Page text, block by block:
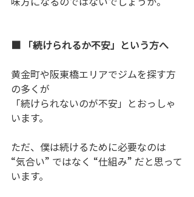
■ 「続けられるか不安」という方へ
黄金町や阪東橋エリアでジムを探す方
の多くが
「続けられないのが不安」とおっしゃ
います。
ただ、僕は続けるために必要なのは
“気合い” ではなく “仕組み” だと思って
います。